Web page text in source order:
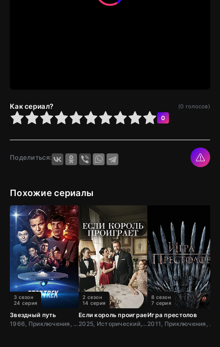
Как сериал? (0 голосов)
5 6 7 8 9 10 0
Поделиться:
Похожие сериалы
Звездный путь
1966, Приключения, Фантастика, Боевик, США
3 сезон
24 серия
Если король проиграет
2025, Исторический, Мелодрама, Турция
2 сезон
14 серия
Игра престолов
2011, Приключения, Фэнтези, Блокбастер, Мистический, Боевик, Зарубежный, Мелодрама, Драма, США,
8 сезон
7 серия